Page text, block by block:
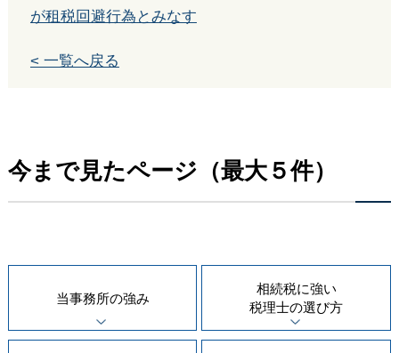
が租税回避行為とみなす
< 一覧へ戻る
今まで見たページ（最大５件）
当事務所の強み
相続税に強い
税理士の選び方